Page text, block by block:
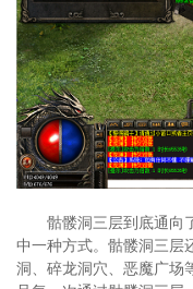
骷髅洞三层到底通向
中一种方式。骷髅洞三层
洞、碎龙洞穴、恶魔广场